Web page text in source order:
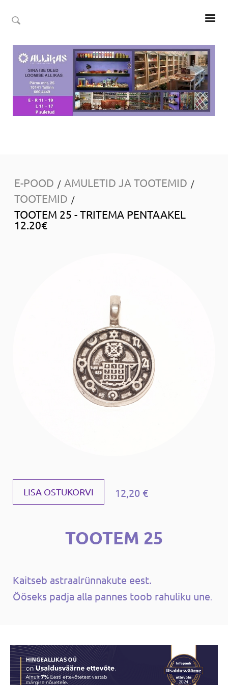
E-POOD / AMULETID JA TOOTEMID /
TOOTEMID /
TOOTEM 25 - TRITEMA PENTAAKEL
12.20€
LISA OSTUKORVI 12,20 €
TOOTEM 25
Kaitseb astraalrünnakute eest.
Ööseks padja alla pannes toob rahuliku une